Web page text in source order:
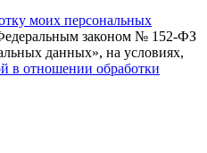
моих персональных
законом № 152-ФЗ
данных», на условиях,
в отношении обработки